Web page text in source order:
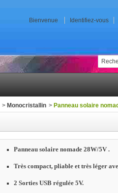
Bienvenue Identifiez-vous
> Monocristall​in > Panneau solaire
Panneau solaire nomade 28W/5V .
Très compact, pliable et très léger
2 Sorties USB régulée 5V.